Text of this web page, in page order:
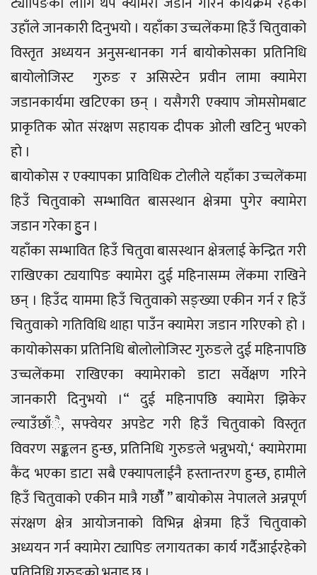
उहाँले जानकारी दिनुभयो । यहाँका उच्चलेंकमा हिउँ चितुवाको
विस्तृत अध्ययन अनुसन्धानका गर्न बायोकोसका प्रतिनिधि
बायोलोजिस्ट गुरुङ र असिस्टेन प्रवीन लामा क्यामेरा
जडानकार्यमा खटिएका छन् । यसैगरी एक्याप जोमसोमबाट
प्राकृतिक स्रोत संरक्षण सहायक दीपक ओली खटिनु भएको
हो ।
बायोकोस र एक्यापका प्राविधिक टोलीले यहाँका उच्चलेंकमा
हिउँ चितुवाको सम्भावित बासस्थान क्षेत्रमा पुगेर क्यामेरा
जडान गरेका हुुुन ।
यहाँका सम्भावित हिउँ चितुवा बासस्थान क्षेत्रलाई केन्द्रित गरी
राखिएका ट्ययापिङ क्यामेरा दुई महिनासम्म लेंकमा राखिने
छन् । हिउँद याममा हिउँ चितुवाको सङ्ख्या एकीन गर्न र हिउँ
चितुवाको गतिविधि थाहा पाउँन क्यामेरा जडान गरिएको हो ।
कायोकोसका प्रतिनिधि बोलोलोजिस्ट गुरुङले दुई महिनापछि
उच्चलेंकमा राखिएका क्यामेराको डाटा सर्वेक्षण गरिने
जानकारी दिनुभयो ।“ दुई महिनापछि क्यामेरा झिकेर
ल्याउँछाँै, सफ्वेयर अपडेट गरी हिउँ चितुवाको विस्तृत
विवरण सङ्कलन हुन्छ, प्रतिनिधि गुरुङले भन्नुभयो,‘ क्यामेरामा
कैंद भएका डाटा सबै एक्यापलाईनै हस्तान्तरण हुन्छ, हामीले
हिउँ चितुवाको एकीन मात्रै गछौंँ ” बायोकोस नेपालले अन्नपूर्ण
संरक्षण क्षेत्र आयोजनाको विभिन्न क्षेत्रमा हिउँ चितुवाको
अध्ययन गर्न क्यामेरा ट्यापिङ लगायतका कार्य गर्दैआईरहेको